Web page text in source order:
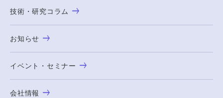
技術・研究コラム
お知らせ
イベント・セミナー
会社情報